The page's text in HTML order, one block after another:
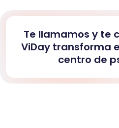
Te llamamos y te
ViDay transforma
centro de